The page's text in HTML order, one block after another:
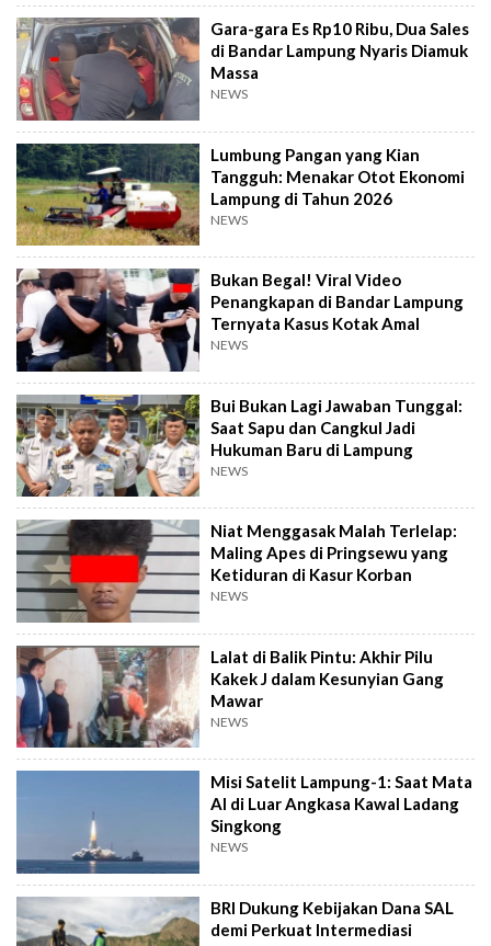
Gara-gara Es Rp10 Ribu, Dua Sales
di Bandar Lampung Nyaris Diamuk
Massa
NEWS
Lumbung Pangan yang Kian
Tangguh: Menakar Otot Ekonomi
Lampung di Tahun 2026
NEWS
Bukan Begal! Viral Video
Penangkapan di Bandar Lampung
Ternyata Kasus Kotak Amal
NEWS
Bui Bukan Lagi Jawaban Tunggal:
Saat Sapu dan Cangkul Jadi
Hukuman Baru di Lampung
NEWS
Niat Menggasak Malah Terlelap:
Maling Apes di Pringsewu yang
Ketiduran di Kasur Korban
NEWS
Lalat di Balik Pintu: Akhir Pilu
Kakek J dalam Kesunyian Gang
Mawar
NEWS
Misi Satelit Lampung-1: Saat Mata
AI di Luar Angkasa Kawal Ladang
Singkong
NEWS
BRI Dukung Kebijakan Dana SAL
demi Perkuat Intermediasi